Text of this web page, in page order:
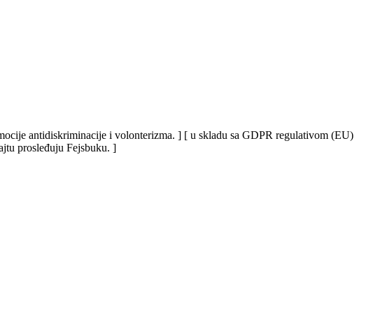
antidiskriminacije i volonterizma. ] [ u skladu sa GDPR regulativom (EU)
prosleđuju Fejsbuku. ]